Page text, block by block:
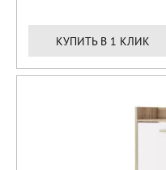
КУПИТЬ В 1 КЛИК